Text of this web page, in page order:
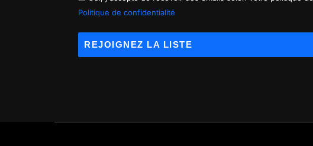
Politique de confidentialité